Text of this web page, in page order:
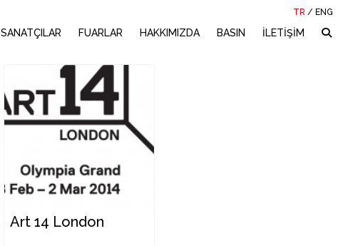
TR / ENG
SANATÇILAR FUARLAR HAKKIMIZDA BASIN İLETİŞİM
Art 14 London